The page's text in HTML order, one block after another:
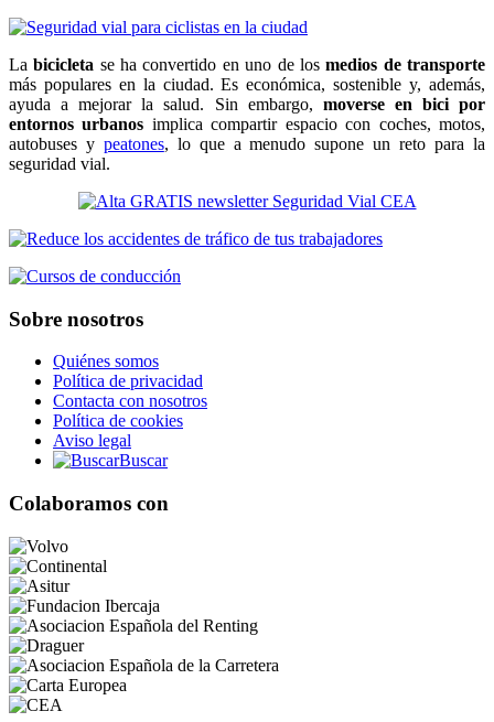
Labicicleta se ha convertido en uno de losmedios de transporte
más populares en la ciudad. Es económica, sostenible y, además,
ayuda a mejorar la salud. Sin embargo, moverse en bici por
entornos urbanos implica compartir espacio con coches, motos,
autobuses y peatones, lo que a menudo supone un reto para la
seguridad vial.
Sobre nosotros
Quiénes somos
Política de privacidad
Contacta con nosotros
Política de cookies
Aviso legal
Buscar
Colaboramos con